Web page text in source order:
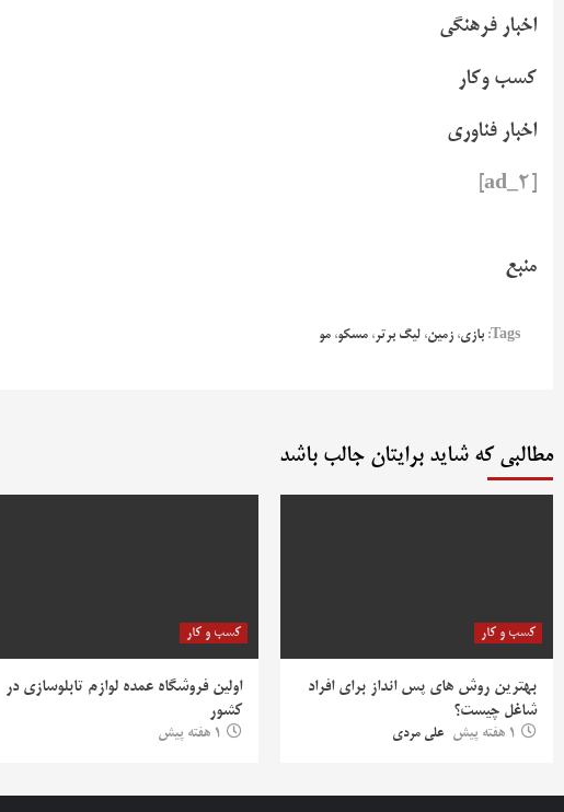
اخبار فرهنگی
کسب وکار
اخبار فناوری
منبع
Tags: بازی، زمین، لیگ برتر ، مسکو، مو
مطالبی که شاید برایتان جالب باشد
کسب و کار
بهترین روش‌ های پس‌ انداز برای افراد
شاغل چیست؟
1 هفته پیش علی مردی
کسب و کار
اولین فروشگاه عمده لوازم تابلوسازی در
کشور
1 هفته پیش